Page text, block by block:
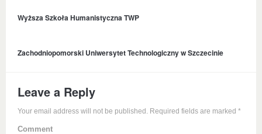
Wyższa Szkoła Humanistyczna TWP
Zachodniopomorski Uniwersytet Technologiczny w Szczecinie
Leave a Reply
Your email address will not be published. Required fields are marked *
Comment